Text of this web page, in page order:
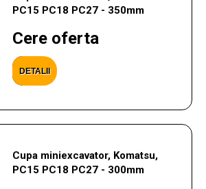
PC15 PC18 PC27 - 350mm
Cere oferta
DETALII
Cupa miniexcavator, Komatsu,
PC15 PC18 PC27 - 300mm